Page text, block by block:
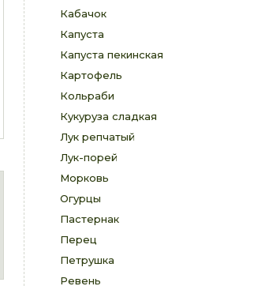
Кабачок
Капуста
Капуста пекинская
Картофель
Кольраби
Кукуруза сладкая
Лук репчатый
Лук-порей
Морковь
Огурцы
Пастернак
Перец
Петрушка
Ревень